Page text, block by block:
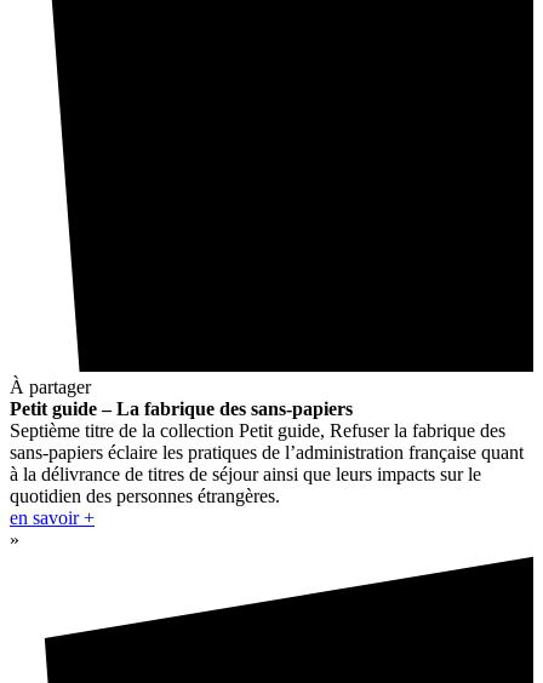
À partager
Petit guide – La fabrique des sans-papiers
Septième titre de la collection Petit guide, Refuser la fabrique des
sans-papiers éclaire les pratiques de l’administration française quant
à la délivrance de titres de séjour ainsi que leurs impacts sur le
quotidien des personnes étrangères.
en savoir +
»